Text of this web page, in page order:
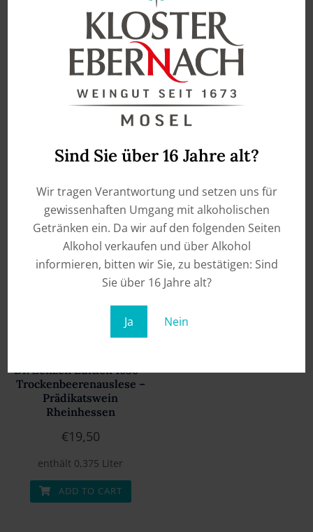
Sind Sie über 16 Jahre alt?
Wir tragen Verantwortung und setzen uns für
gewissenhaften Umgang mit alkoholischen
Getränken ein. Da wir auf den folgenden Seiten
Alkohol verkaufen und über Alkohol
informieren, bitten wir Sie, zu bestätigen: Sind
Sie über 16 Jahre alt?
Ja Nein
9,50
enthält 0,75Liter
ADD TO CART
Beerenauslese –
Prädikatswein
Rheinhessen
15,00
enthält 0,375
Dr. Zenzen Edition 1636 –
Trockenbeerenauslese –
Prädikatswein
Rheinhessen
€19,50
enthält 0,375 Liter
ADD TO CART